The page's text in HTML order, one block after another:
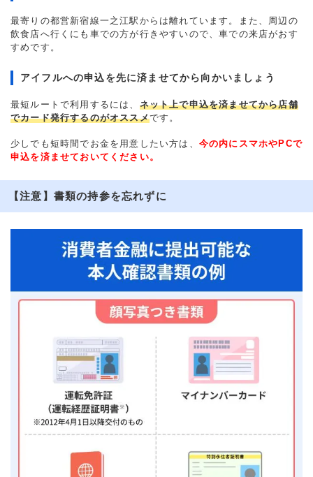
最寄りの都営新宿線一之江駅からは離れています。また、周辺の
飲食店へ行くにも車での方が行きやすいので、車での来店がおす
すめです。
アイフルへの申込を先に済ませてから向かいましょう
最短ルートで利用するには、 ネット上で申込を済ませてから店舗
でカード発行するのがオススメです。
少しでも短時間でお金を用意したい方は、 今の内にスマホやPCで
申込を済ませておいてください。
【注意】書類の持参を忘れずに